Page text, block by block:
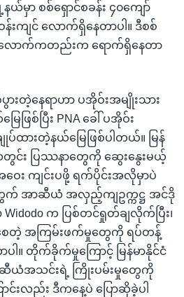
ာ စစ်ရှောင်စခန်း ၄၀ကျော်
းကျင် လောက်ရှိနေတာပါ။ ဒီစစ်
လောက်ကတည်းက ရောက်ရှိနေတာ
ားတဲ့နေရာဟာ ပအိုဝ်းအမျိုးသား
ြစ်ပြီး PNA ခေါ် ပအိုဝ်း
ထားတဲ့နယ်မြေဖြစ်ပါတယ်။ မြန်
တွင်း ပြဿနာတွေကို ဆွေးနွေးမယ့်
း ကျင်းပဖို့ ရက်ပိုင်းအလိုမှာပဲ
အာဆီယံ အလှည့်ကျဥက္ကဋ္ဌ အင်ဒို
Widodo က ပြစ်တင်ရှုတ်ချလိုက်ပြီး၊
ေတဲ့ အကြမ်းဖက်မှုတွေကို ရပ်တန့်
ါ။ တိုက်ခိုက်မှုကြောင့် မြန်မာနိုင်ငံ
ာဆီယံအသင်းရဲ့ ကြိုးပမ်းမှုတွေကို
းလည်း ဒီကနေ့ပဲ ပြောဆိုခဲ့ပါ